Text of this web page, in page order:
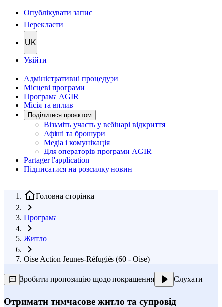
Опублікувати запис
Перекласти
UK
Увійти
Адміністративні процедури
Місцеві програми
Програма AGIR
Місія та вплив
Поділитися проєктом
Візьміть участь у вебінарі відкриття
Афіші та брошури
Медіа і комунікація
Для операторів програми AGIR
Partager l'application
Підписатися на розсилку новин
Головна сторінка
Програма
Житло
Oise Action Jeunes-Réfugiés (60 - Oise)
Зробити пропозицію щодо покращення Слухати
Отримати тимчасове житло та супровід